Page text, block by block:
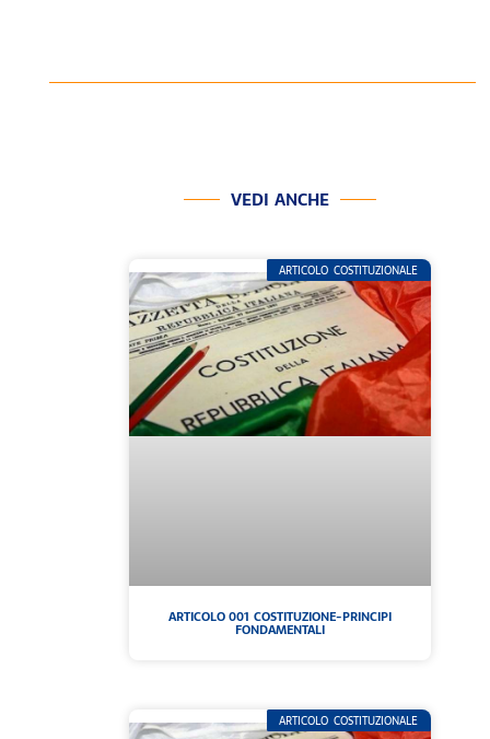
VEDI ANCHE
ARTICOLO COSTITUZIONALE
ARTICOLO 001 COSTITUZIONE-PRINCIPI
FONDAMENTALI
ARTICOLO COSTITUZIONALE